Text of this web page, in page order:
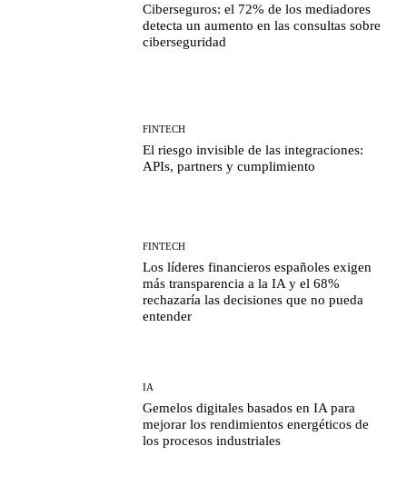
Ciberseguros: el 72% de los mediadores
detecta un aumento en las consultas sobre
ciberseguridad
FINTECH
El riesgo invisible de las integraciones:
APIs, partners y cumplimiento
FINTECH
Los líderes financieros españoles exigen
más transparencia a la IA y el 68%
rechazaría las decisiones que no pueda
entender
IA
Gemelos digitales basados en IA para
mejorar los rendimientos energéticos de
los procesos industriales